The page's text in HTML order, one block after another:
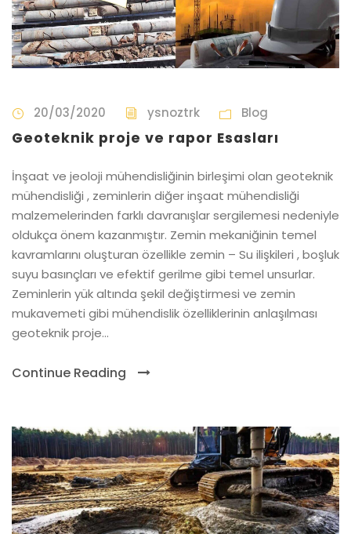
20/03/2020 ysnoztrk Blog
Geoteknik proje ve rapor Esasları
İnşaat ve jeoloji mühendisliğinin birleşimi olan geoteknik
mühendisliği , zeminlerin diğer inşaat mühendisliği
malzemelerinden farklı davranışlar sergilemesi nedeniyle
oldukça önem kazanmıştır. Zemin mekaniğinin temel
kavramlarını oluşturan özellikle zemin – Su ilişkileri , boşluk
suyu basınçları ve efektif gerilme gibi temel unsurlar.
Zeminlerin yük altında şekil değiştirmesi ve zemin
mukavemeti gibi mühendislik özelliklerinin anlaşılması
geoteknik proje...
Continue Reading